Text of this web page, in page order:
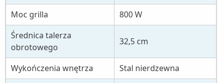
Moc grilla
800 W
Średnica talerza
obrotowego
32,5 cm
Wykończenia wnętrza
Stal nierdzewna